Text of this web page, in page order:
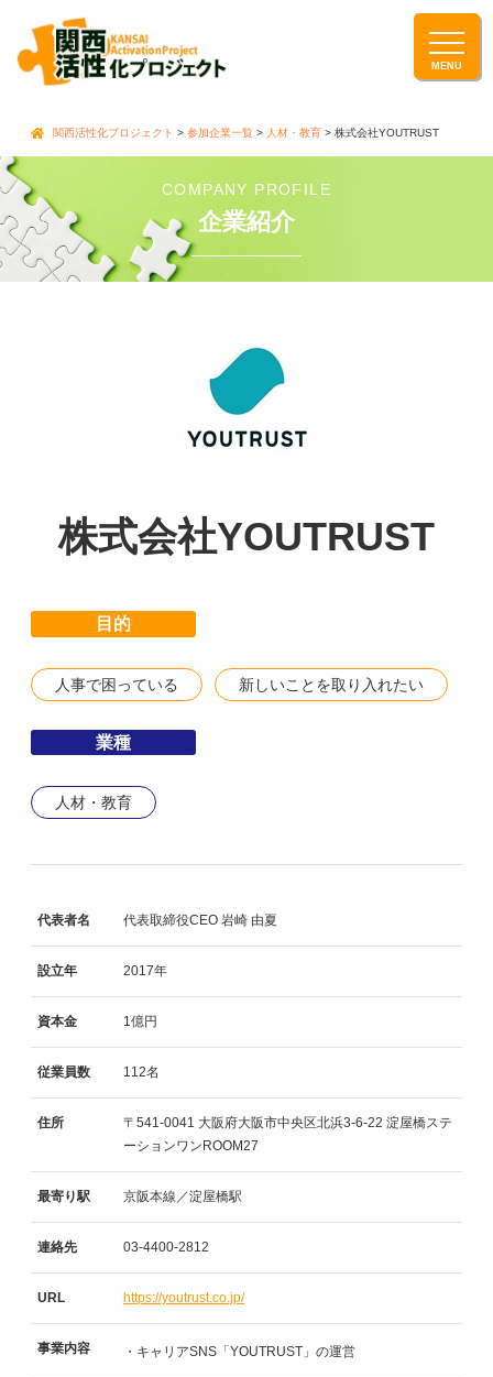
関西活性化プロジェクト > 参加企業一覧 > 人材・教育 > 株式会社YOUTRUST
COMPANY PROFILE
企業紹介
株式会社YOUTRUST
目的
人事で困っている 新しいことを取り入れたい
業種
人材・教育
代表者名 代表取締役CEO 岩崎 由夏
設立年 2017年
資本金 1億円
従業員数 112名
住所 〒541-0041 大阪府大阪市中央区北浜3-6-22 淀屋橋ステ
ーションワンROOM27
最寄り駅 京阪本線／淀屋橋駅
連絡先 03-4400-2812
URL https://youtrust.co.jp/
事業内容 ・キャリアSNS「YOUTRUST」の運営